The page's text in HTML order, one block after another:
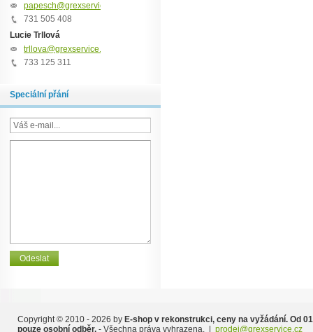
papesch@grexservice.cz
731 505 408
Lucie Trllová
trllova@grexservice.cz
733 125 311
Speciální přání
Copyright © 2010 - 2026 by E-shop v rekonstrukci, ceny na vyžádání. Od
pouze osobní odběr. - Všechna práva vyhrazena. | prodej@grexservice.cz